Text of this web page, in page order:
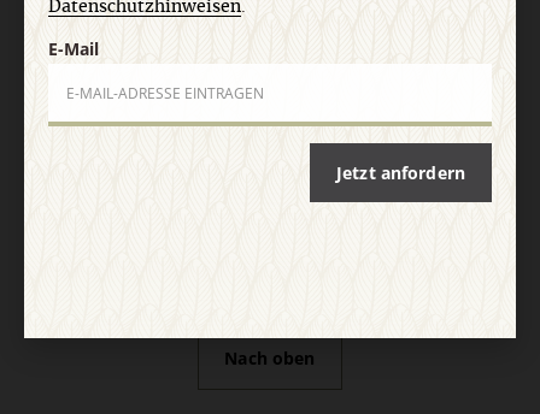
Vertrag widerrufen Abo online kündigen
Nach oben
Datenschutzhinweisen.
E-Mail
Jetzt anfordern